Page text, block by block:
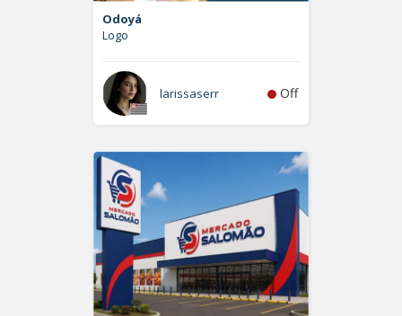
Odoyá
Logo
larissaserr Off